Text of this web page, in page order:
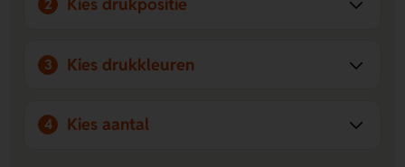
2
3 Kies drukkleuren
4 Kies aantal